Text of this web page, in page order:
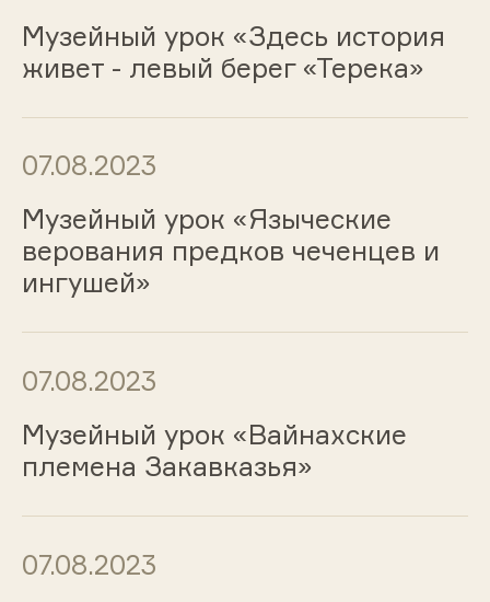
Музейный урок «Здесь история
живет - левый берег «Терека»
07.08.2023
Музейный урок «Языческие
верования предков чеченцев и
ингушей»
07.08.2023
Музейный урок «Вайнахские
племена Закавказья»
07.08.2023